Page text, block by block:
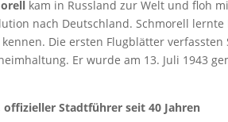
kam in Russland zur Welt und floh
nach Deutschland. Schmorell lernte
Die ersten Flugblätter verfassten
Er wurde am 13. Juli 1943
offizieller Stadtführer seit 40 Jahren